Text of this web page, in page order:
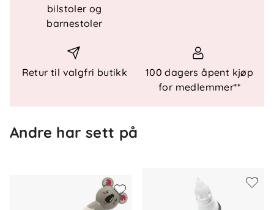
Myk børste med ullbust til hodebunnen
Kam med ergonomisk utforming
Saks med avrundede tupper
Babytilpasset negleklipper
Fem neglefiler
bilstoler og
barnestoler
Retur til valgfri butikk
100 dagers åpent kjøp
for medlemmer**
Andre har sett på